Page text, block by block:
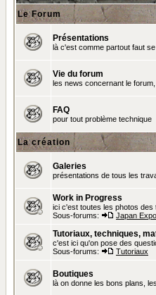
Le Forum
Présentations
là c'est comme partout faut
Vie du forum
les news concernant le
FAQ
pour tout problème technique
La création
Galeries
présentations de tous les
Work in Progress
ici c'est toutes les photos des
Sous-forums:
Japan
Tutoriaux, techniques,
c'est ici qu'on pose des
Sous-forums:
Tutoriaux
Boutiques
là on donne les bons plans,